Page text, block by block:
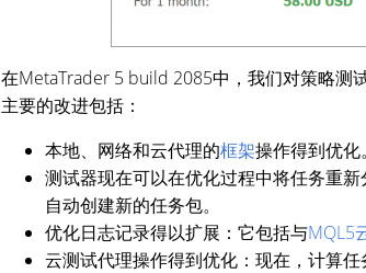
在MetaTrader 5 build 2085中，我们对策略测
主要的改进包括：
本地、网络和云代理的框架操作得到优化
测试器现在可以在优化过程中将任务重
自动创建新的任务包。
优化日志记录得以扩展：它包括与MQL5
云测试代理操作得到优化：现在，计算任